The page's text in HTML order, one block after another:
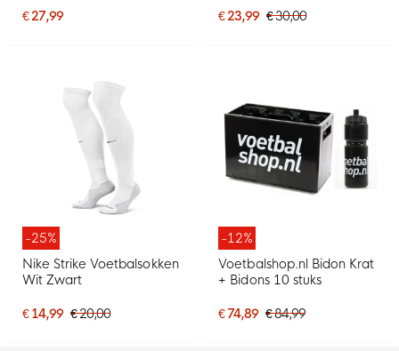
€ 27,99
€ 23,99 € 30,00
-25%
Nike Strike Voetbalsokken
Wit Zwart
€ 14,99 € 20,00
-12%
Voetbalshop.nl Bidon Krat
+ Bidons 10 stuks
€ 74,89 € 84,99